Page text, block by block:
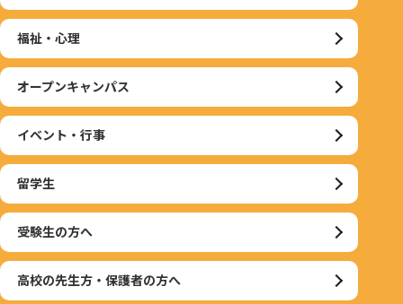
福祉・心理
オープンキャンパス
イベント・行事
留学生
受験生の方へ
高校の先生方・保護者の方へ